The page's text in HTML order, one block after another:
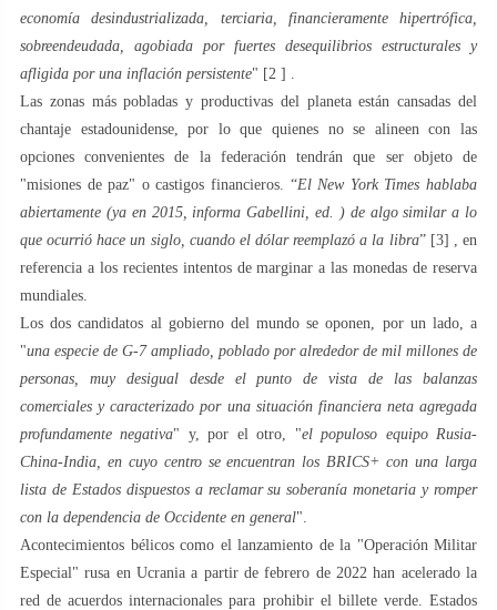
economía desindustrializada, terciaria, financieramente hipertrófica,
sobreendeudada, agobiada por fuertes desequilibrios estructurales y
afligida por una inflación persistente" [2 ] .
Las zonas más pobladas y productivas del planeta están cansadas del
chantaje estadounidense, por lo que quienes no se alineen con las
opciones convenientes de la federación tendrán que ser objeto de
"misiones de paz" o castigos financieros. “El New York Times hablaba
abiertamente (ya en 2015, informa Gabellini, ed.
) de algo similar a lo
que ocurrió hace un siglo, cuando el dólar reemplazó a la libra” [3] , en
referencia a los recientes intentos de marginar a las monedas de reserva
mundiales.
Los dos candidatos al gobierno del mundo se oponen, por un lado, a
"una especie de G-7 ampliado, poblado por alrededor de mil millones de
personas, muy desigual desde el punto de vista de las balanzas
comerciales y caracterizado por una situación financiera neta agregada
profundamente negativa" y, por el otro, "el populoso equipo Rusia-
China-India, en cuyo centro se encuentran los BRICS+ con una larga
lista de Estados dispuestos a reclamar su soberanía monetaria y romper
con la dependencia de Occidente en general".
Acontecimientos bélicos como el lanzamiento de la "Operación Militar
Especial" rusa en Ucrania a partir de febrero de 2022 han acelerado la
red de acuerdos internacionales para prohibir el billete verde. Estados